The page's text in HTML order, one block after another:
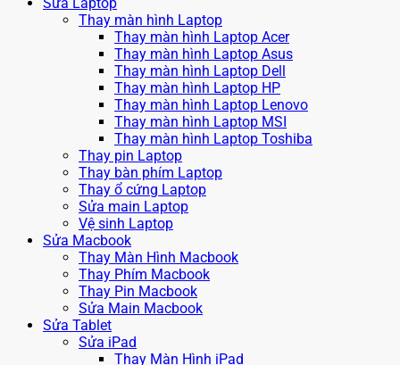
Sửa Laptop
Thay màn hình Laptop
Thay màn hình Laptop Acer
Thay màn hình Laptop Asus
Thay màn hình Laptop Dell
Thay màn hình Laptop HP
Thay màn hình Laptop Lenovo
Thay màn hình Laptop MSI
Thay màn hình Laptop Toshiba
Thay pin Laptop
Thay bàn phím Laptop
Thay ổ cứng Laptop
Sửa main Laptop
Vệ sinh Laptop
Sửa Macbook
Thay Màn Hình Macbook
Thay Phím Macbook
Thay Pin Macbook
Sửa Main Macbook
Sửa Tablet
Sửa iPad
Thay Màn Hình iPad